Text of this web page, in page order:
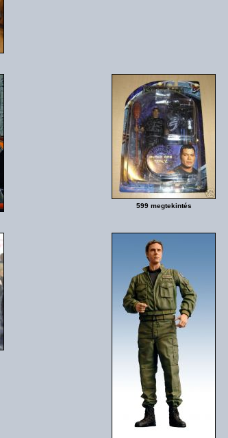
599 megtekintés